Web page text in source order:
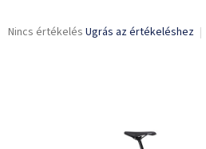
A
Nincs értékelés Ugrás az értékeléshez